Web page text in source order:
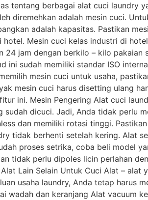
tentang berbagai alat cuci laundry
diremehkan adalah mesin cuci.
adalah kapasitas. Pastikan
Mesin cuci kelas industri di
jam dengan berkilo – kilo pakaian
ini sudah memiliki standar ISO
mesin cuci untuk usaha,
mesin cuci harus disetting ulang
ini. Mesin Pengering Alat cuci
dicuci. Jadi, Anda tidak perlu
dan memiliki rotasi tinggi.
tidak berhenti setelah kering. Alat
proses setrika, coba beli model
tidak perlu dipoles licin perlahan
Lain Selain Untuk Cuci Alat – alat
usaha laundry, Anda tetap harus
dan keranjang Alat vacuum